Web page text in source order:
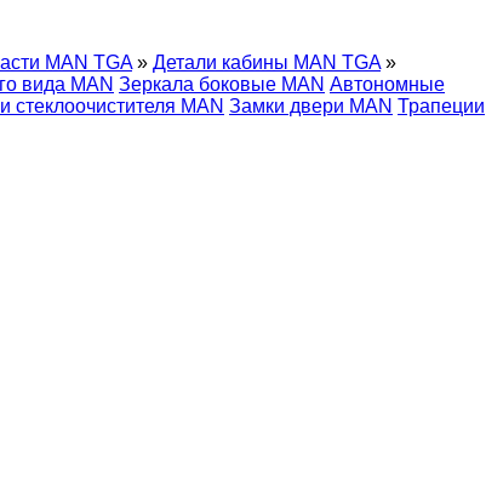
MAN TGA » Детали кабины MAN TGA »
вида MAN Зеркала боковые MAN Автономные
стеклоочистителя MAN Замки двери MAN Трапеции